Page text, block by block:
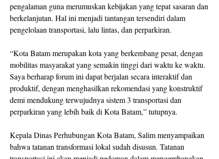
pengalaman guna merumuskan kebijakan yang tepat sasaran dan
berkelanjutan. Hal ini menjadi tantangan tersendiri dalam
pengelolaan transportasi, lalu lintas, dan perparkiran.
“Kota Batam merupakan kota yang berkembang pesat, dengan
mobilitas masyarakat yang semakin tinggi dari waktu ke waktu.
Saya berharap forum ini dapat berjalan secara interaktif dan
produktif, dengan menghasilkan rekomendasi yang konstruktif
demi mendukung terwujudnya sistem 3 transportasi dan
perparkiran yang lebih baik di Kota Batam,” tutupnya.
Kepala Dinas Perhubungan Kota Batam, Salim menyampaikan
bahwa tatanan transformasi lokal sudah disusun. Tatanan